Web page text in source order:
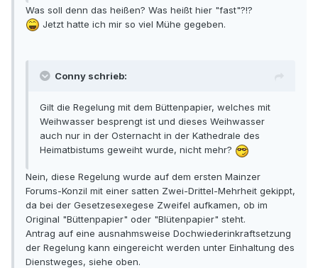
Was soll denn das heißen? Was heißt hier "fast"?!?
Jetzt hatte ich mir so viel Mühe gegeben.
Conny schrieb:
Gilt die Regelung mit dem Büttenpapier, welches mit
Weihwasser besprengt ist und dieses Weihwasser
auch nur in der Osternacht in der Kathedrale des
Heimatbistums geweiht wurde, nicht mehr?
Nein, diese Regelung wurde auf dem ersten Mainzer
Forums-Konzil mit einer satten Zwei-Drittel-Mehrheit gekippt,
da bei der Gesetzesexegese Zweifel aufkamen, ob im
Original "Büttenpapier" oder "Blütenpapier" steht.
Antrag auf eine ausnahmsweise Dochwiederinkraftsetzung
der Regelung kann eingereicht werden unter Einhaltung des
Dienstweges, siehe oben.